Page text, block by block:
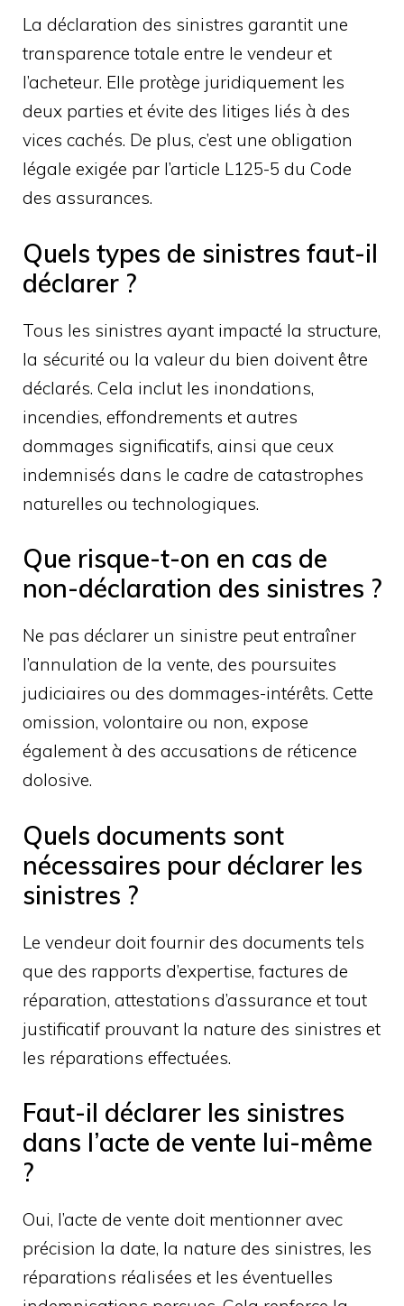
La déclaration des sinistres garantit une
transparence totale entre le vendeur et
l’acheteur. Elle protège juridiquement les
deux parties et évite des litiges liés à des
vices cachés. De plus, c’est une obligation
légale exigée par l’article L125-5 du Code
des assurances.
Quels types de sinistres faut-il
déclarer ?
Tous les sinistres ayant impacté la structure,
la sécurité ou la valeur du bien doivent être
déclarés. Cela inclut les inondations,
incendies, effondrements et autres
dommages significatifs, ainsi que ceux
indemnisés dans le cadre de catastrophes
naturelles ou technologiques.
Que risque-t-on en cas de
non-déclaration des sinistres ?
Ne pas déclarer un sinistre peut entraîner
l’annulation de la vente, des poursuites
judiciaires ou des dommages-intérêts. Cette
omission, volontaire ou non, expose
également à des accusations de réticence
dolosive.
Quels documents sont
nécessaires pour déclarer les
sinistres ?
Le vendeur doit fournir des documents tels
que des rapports d’expertise, factures de
réparation, attestations d’assurance et tout
justificatif prouvant la nature des sinistres et
les réparations effectuées.
Faut-il déclarer les sinistres
dans l’acte de vente lui-même
?
Oui, l’acte de vente doit mentionner avec
précision la date, la nature des sinistres, les
réparations réalisées et les éventuelles